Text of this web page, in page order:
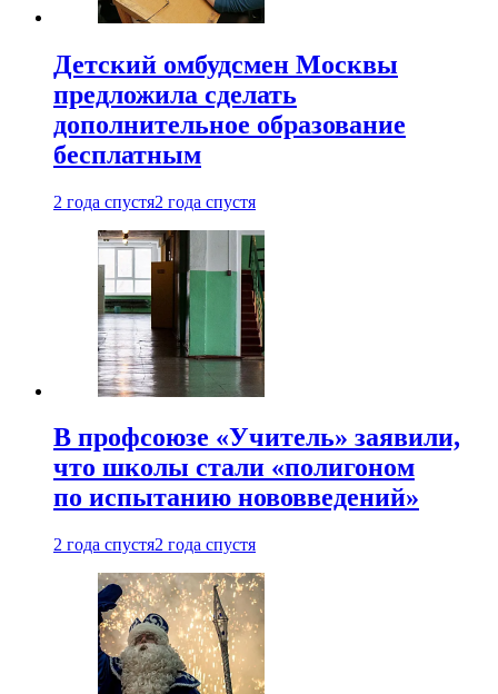
Детский омбудсмен Москвы
предложила сделать
дополнительное образование
бесплатным
2 года спустя2 года спустя
В профсоюзе «Учитель» заявили,
что школы стали «полигоном
по испытанию нововведений»
2 года спустя2 года спустя